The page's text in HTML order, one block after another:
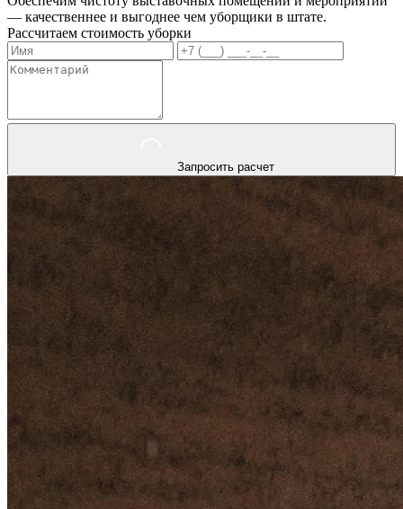
— качественнее и выгоднее чем уборщики в штате.
Рассчитаем стоимость уборки
Запросить расчет